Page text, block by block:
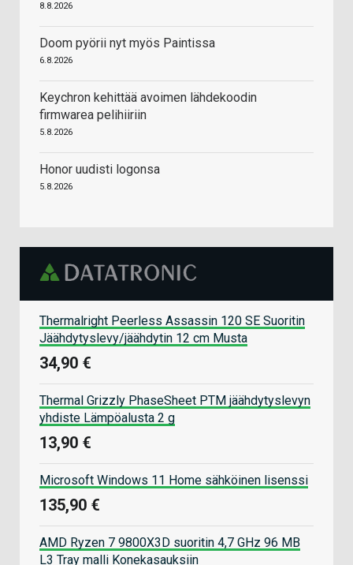
8.8.2026
Doom pyörii nyt myös Paintissa
6.8.2026
Keychron kehittää avoimen lähdekoodin
firmwarea pelihiiriin
5.8.2026
Honor uudisti logonsa
5.8.2026
Thermalright Peerless Assassin 120 SE Suoritin
Jäähdytyslevy/jäähdytin 12 cm Musta
34,90 €
Thermal Grizzly PhaseSheet PTM jäähdytyslevyn
yhdiste Lämpöalusta 2 g
13,90 €
Microsoft Windows 11 Home sähköinen lisenssi
135,90 €
AMD Ryzen 7 9800X3D suoritin 4,7 GHz 96 MB
L3 Tray malli Konekasauksiin